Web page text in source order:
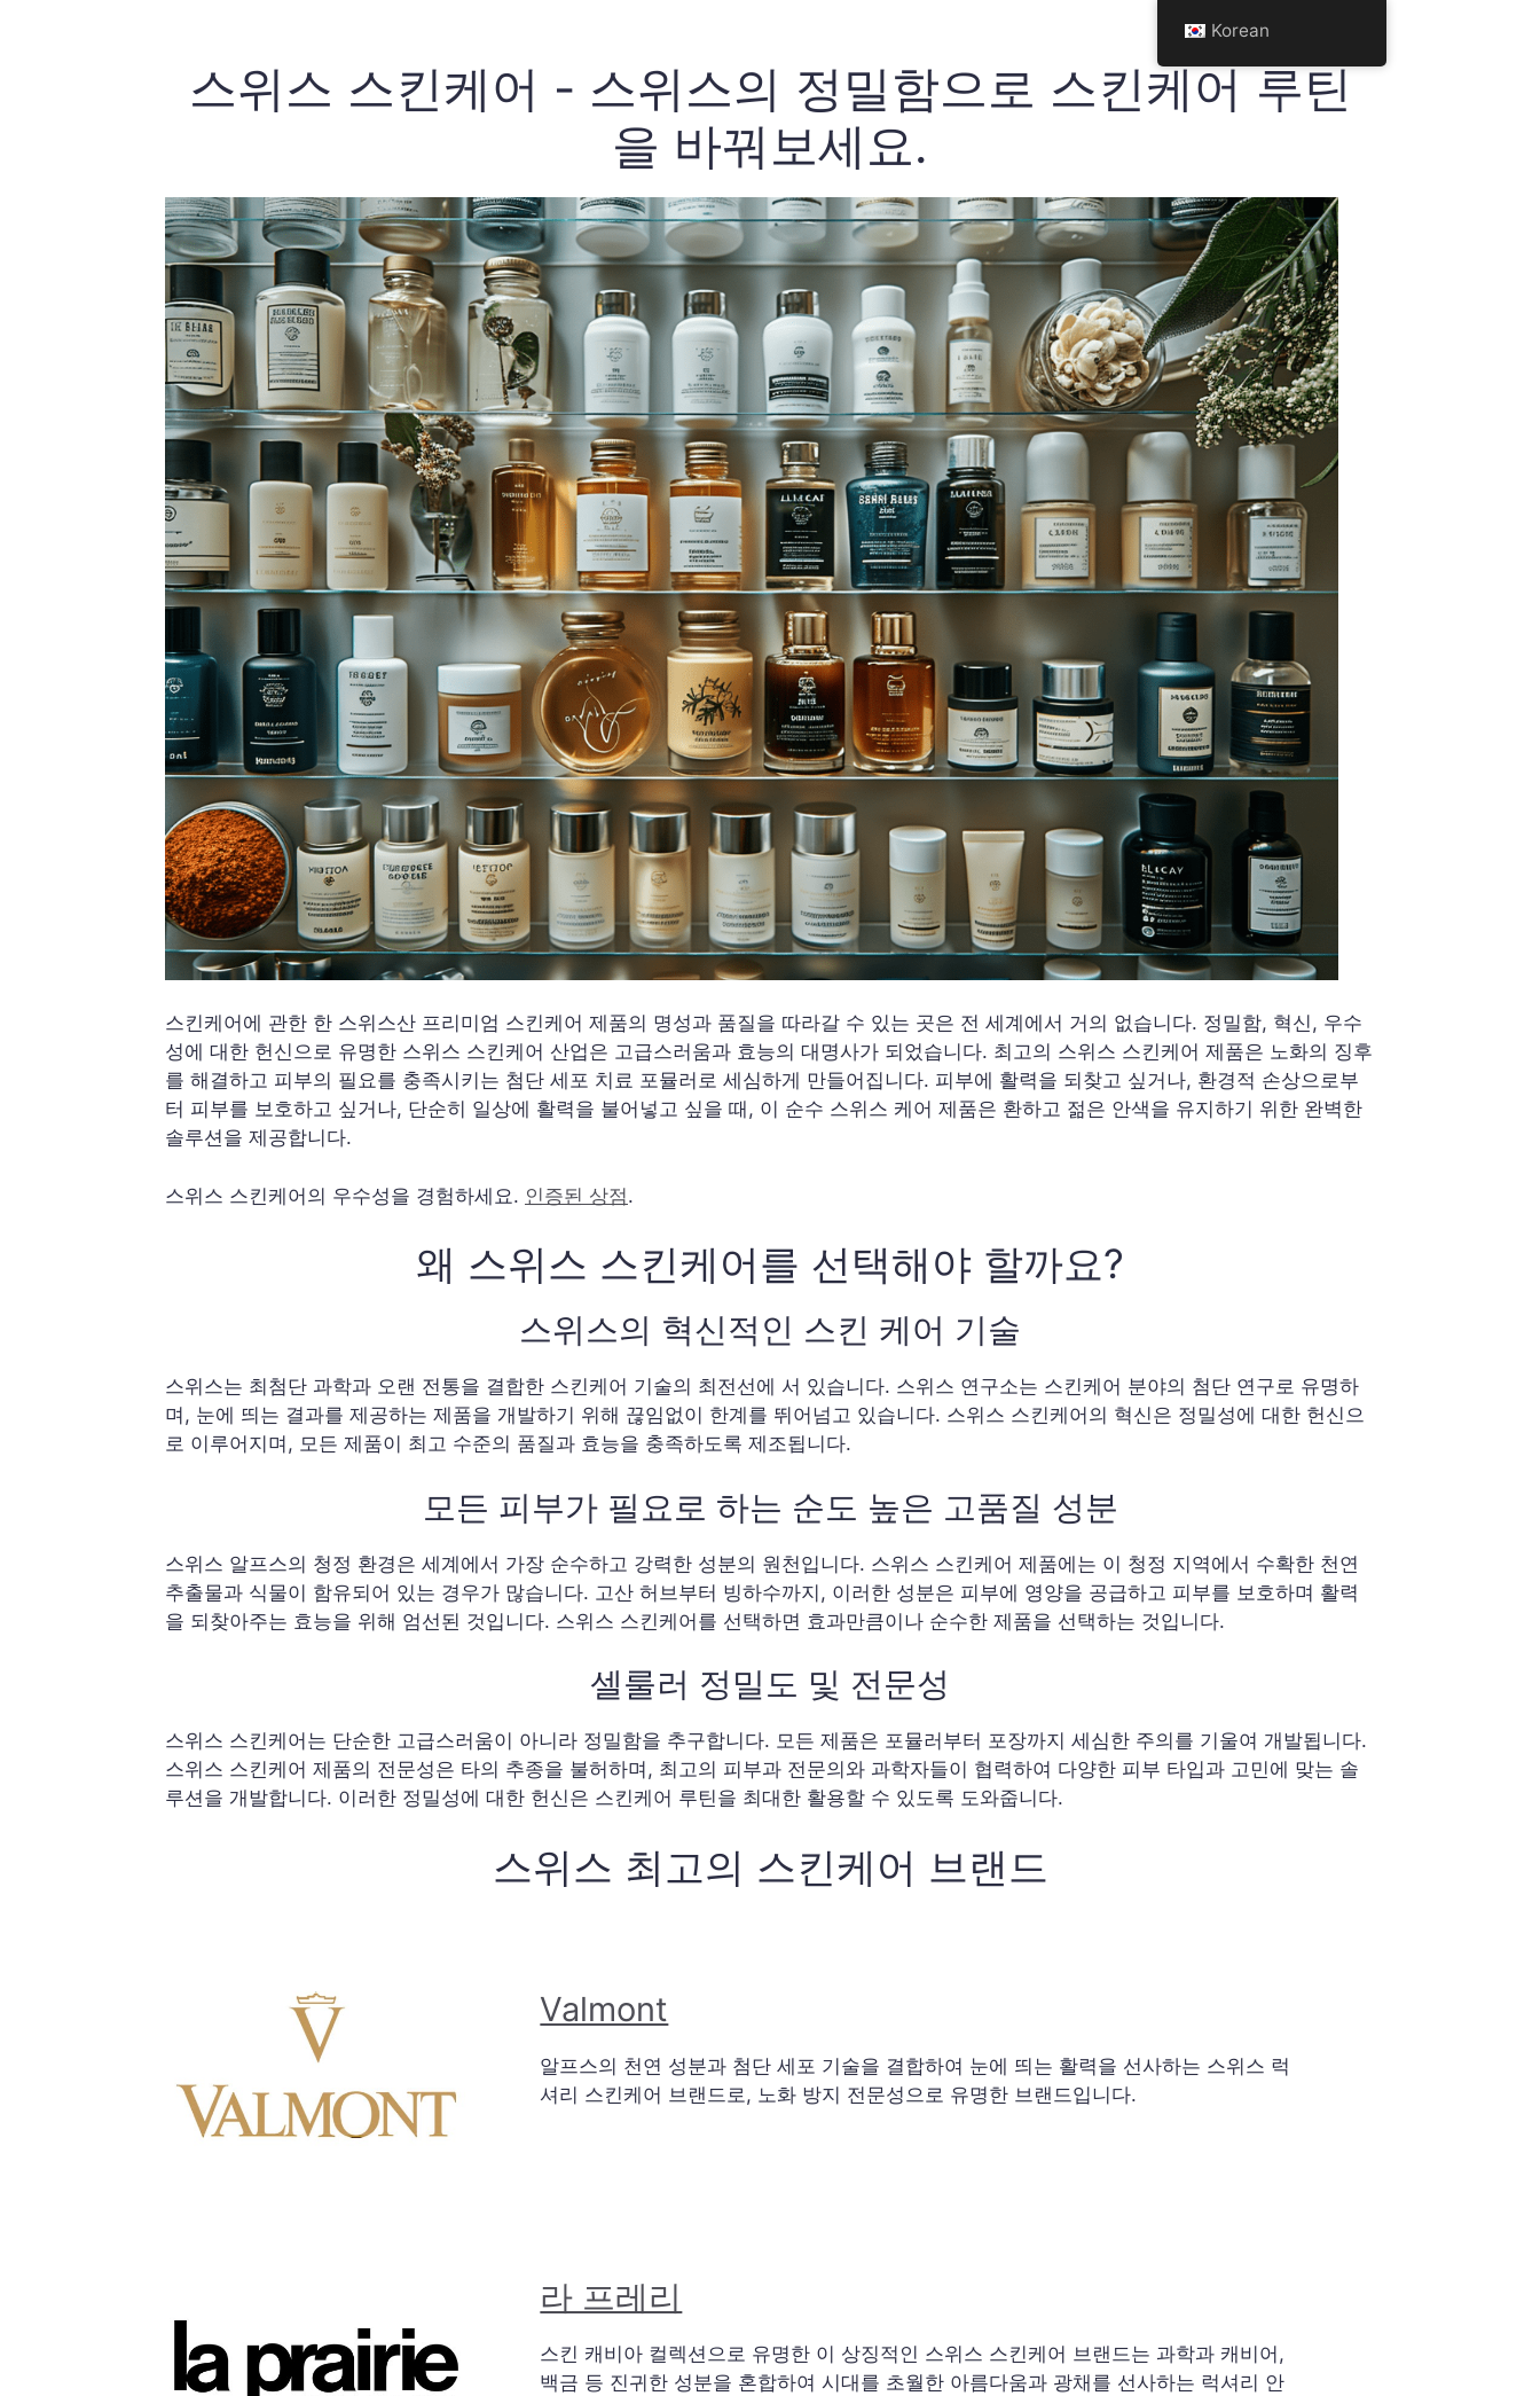
스위스 스킨케어 - 스위스의 정밀함으로 스킨케어 루틴
을 바꿔보세요.
스킨케어에 관한 한 스위스산 프리미엄 스킨케어 제품의 명성과 품질을 따라갈 수 있는 곳은 전 세계에서 거의 없습니다. 정밀함, 혁신, 우수
성에 대한 헌신으로 유명한 스위스 스킨케어 산업은 고급스러움과 효능의 대명사가 되었습니다. 최고의 스위스 스킨케어 제품은 노화의 징후
를 해결하고 피부의 필요를 충족시키는 첨단 세포 치료 포뮬러로 세심하게 만들어집니다. 피부에 활력을 되찾고 싶거나, 환경적 손상으로부
터 피부를 보호하고 싶거나, 단순히 일상에 활력을 불어넣고 싶을 때, 이 순수 스위스 케어 제품은 환하고 젊은 안색을 유지하기 위한 완벽한
솔루션을 제공합니다.
스위스 스킨케어의 우수성을 경험하세요. 인증된 상점.
왜 스위스 스킨케어를 선택해야 할까요?
스위스의 혁신적인 스킨 케어 기술
스위스는 최첨단 과학과 오랜 전통을 결합한 스킨케어 기술의 최전선에 서 있습니다. 스위스 연구소는 스킨케어 분야의 첨단 연구로 유명하
며, 눈에 띄는 결과를 제공하는 제품을 개발하기 위해 끊임없이 한계를 뛰어넘고 있습니다. 스위스 스킨케어의 혁신은 정밀성에 대한 헌신으
로 이루어지며, 모든 제품이 최고 수준의 품질과 효능을 충족하도록 제조됩니다.
모든 피부가 필요로 하는 순도 높은 고품질 성분
스위스 알프스의 청정 환경은 세계에서 가장 순수하고 강력한 성분의 원천입니다. 스위스 스킨케어 제품에는 이 청정 지역에서 수확한 천연
추출물과 식물이 함유되어 있는 경우가 많습니다. 고산 허브부터 빙하수까지, 이러한 성분은 피부에 영양을 공급하고 피부를 보호하며 활력
을 되찾아주는 효능을 위해 엄선된 것입니다. 스위스 스킨케어를 선택하면 효과만큼이나 순수한 제품을 선택하는 것입니다.
셀룰러 정밀도 및 전문성
스위스 스킨케어는 단순한 고급스러움이 아니라 정밀함을 추구합니다. 모든 제품은 포뮬러부터 포장까지 세심한 주의를 기울여 개발됩니다.
스위스 스킨케어 제품의 전문성은 타의 추종을 불허하며, 최고의 피부과 전문의와 과학자들이 협력하여 다양한 피부 타입과 고민에 맞는 솔
루션을 개발합니다. 이러한 정밀성에 대한 헌신은 스킨케어 루틴을 최대한 활용할 수 있도록 도와줍니다.
스위스 최고의 스킨케어 브랜드
Valmont
알프스의 천연 성분과 첨단 세포 기술을 결합하여 눈에 띄는 활력을 선사하는 스위스 럭
셔리 스킨케어 브랜드로, 노화 방지 전문성으로 유명한 브랜드입니다.
라 프레리
스킨 캐비아 컬렉션으로 유명한 이 상징적인 스위스 스킨케어 브랜드는 과학과 캐비어,
백금 등 진귀한 성분을 혼합하여 시대를 초월한 아름다움과 광채를 선사하는 럭셔리 안
Korean